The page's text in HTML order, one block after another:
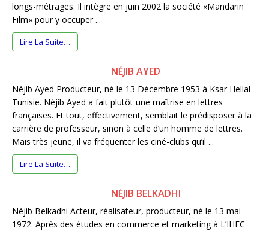
longs-métrages. Il intègre en juin 2002 la société «Mandarin
Film» pour y occuper ...
Lire La Suite…
NÉJIB AYED
Néjib Ayed Producteur, né le 13 Décembre 1953 à Ksar Hellal -
Tunisie. Néjib Ayed a fait plutôt une maîtrise en lettres
françaises. Et tout, effectivement, semblait le prédisposer à la
carrière de professeur, sinon à celle d’un homme de lettres.
Mais très jeune, il va fréquenter les ciné-clubs qu’il ...
Lire La Suite…
NÉJIB BELKADHI
Néjib Belkadhi Acteur, réalisateur, producteur, né le 13 mai
1972. Après des études en commerce et marketing à L’IHEC